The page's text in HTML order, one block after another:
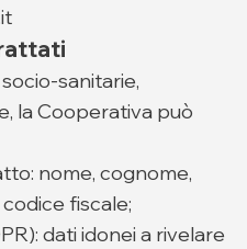
sanitarie,
la Cooperativa può
nome, cognome,
fiscale;
dati idonei a rivelare